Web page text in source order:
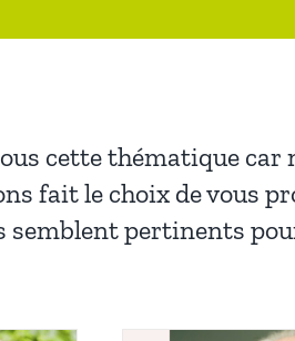
cette thématique car
fait le choix de vous
semblent pertinents